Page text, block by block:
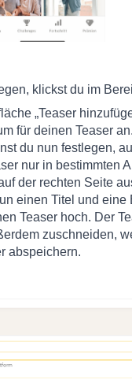
klickst du im
„Teaser
für deinen Teaser
du nun festlegen,
nur in bestimmten
der rechten Seite
einen Titel und
Teaser hoch. Der
zuschneiden,
abspeichern.